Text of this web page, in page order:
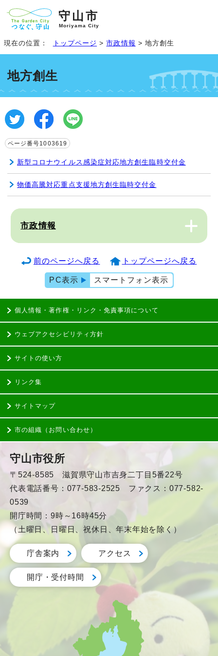
守山市
Moriyama City
現在の位置： トップページ >市政情報 > 地方創生
地方創生
ページ番号1003619
新型コロナウイルス感染症対応地方創生臨時交付金
物価高騰対応重点支援地方創生臨時交付金
市政情報
前のページへ戻る トップページへ戻る
PC表示 スマートフォン表示
個人情報・著作権・リンク・免責事項について
ウェブアクセシビリティ方針
サイトの使い方
リンク集
サイトマップ
市の組織（お問い合わせ）
守山市役所
〒524-8585 滋賀県守山市吉身二丁目5番22号
代表電話番号：077-583-2525 ファクス：077-582-
0539
開庁時間：9時～16時45分
（土曜日、日曜日、祝休日、年末年始を除く）
庁舎案内 アクセス
開庁・受付時間